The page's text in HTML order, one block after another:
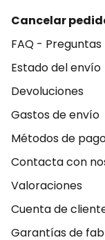
Cancelar
FAQ -
Estado del envío
Devoluciones
Gastos de envío
Métodos de
Contacta con
Valoraciones
Cuenta de
Garantías de